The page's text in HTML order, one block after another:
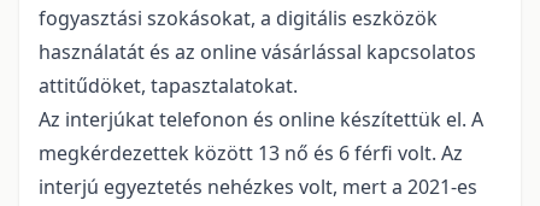
fogyasztási szokásokat, a digitális eszközök
használatát és az online vásárlással kapcsolatos
attitűdöket, tapasztalatokat.
Az interjúkat telefonon és online készítettük el. A
megkérdezettek között 13 nő és 6 férfi volt. Az
interjú egyeztetés nehézkes volt, mert a 2021-es